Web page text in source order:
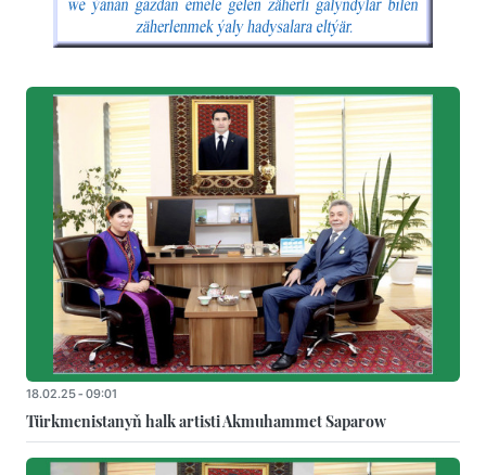
18.02.25 - 09:01
Türkmenistanyň halk artisti Akmuhammet Saparow